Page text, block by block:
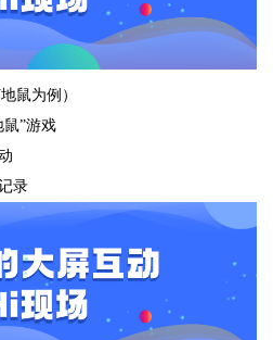
鼠为例）
鼠”游戏
录